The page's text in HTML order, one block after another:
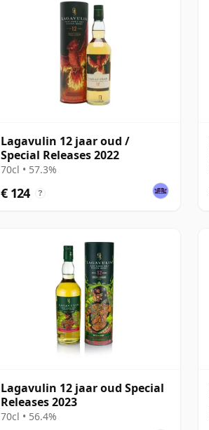
Lagavulin 12 jaar oud /
Special Releases 2022
70cl • 57.3%
€ 124 ?
Lagavulin 12 jaar oud Special
Releases 2023
70cl • 56.4%